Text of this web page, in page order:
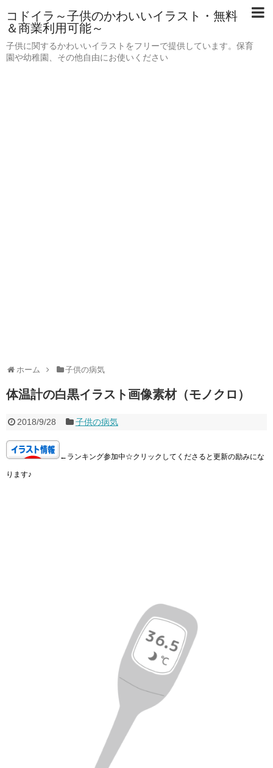
コドイラ～子供のかわいいイラスト・無料
＆商業利用可能～
子供に関するかわいいイラストをフリーで提供しています。保育
園や幼稚園、その他自由にお使いください
ホーム 子供の病気
体温計の白黒イラスト画像素材（モノクロ）
2018/9/28 子供の病気
←ランキング参加中☆クリックしてくださると更新の励みにな
ります♪